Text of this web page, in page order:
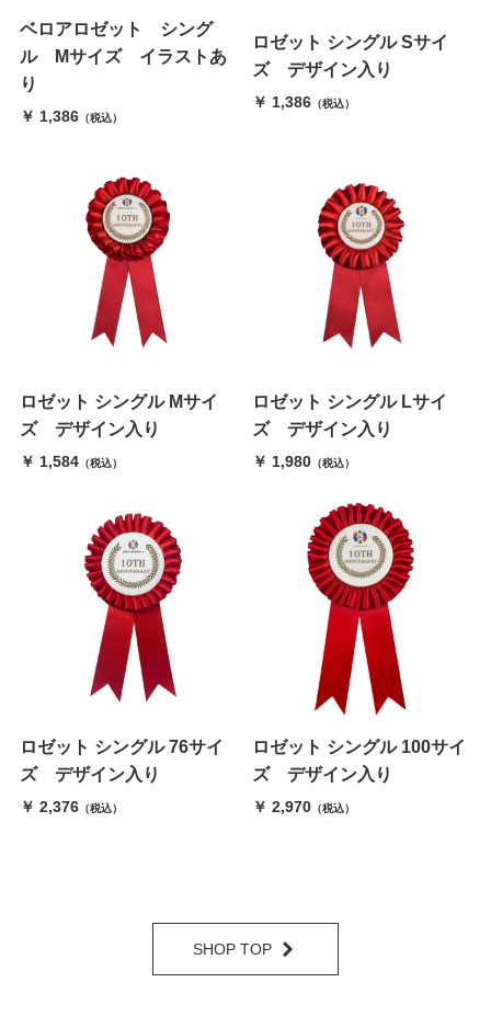
ベロアロゼット シング
ル Mサイズ イラストあ
り
￥ 1,386 （税込）
ロゼット シングル Sサイ
ズ デザイン入り
￥ 1,386 （税込）
ロゼット シングル Mサイ
ズ デザイン入り
￥ 1,584 （税込）
ロゼット シングル Lサイ
ズ デザイン入り
￥ 1,980 （税込）
ロゼット シングル 76サイ
ズ デザイン入り
￥ 2,376 （税込）
ロゼット シングル 100サイ
ズ デザイン入り
￥ 2,970 （税込）
SHOP TOP